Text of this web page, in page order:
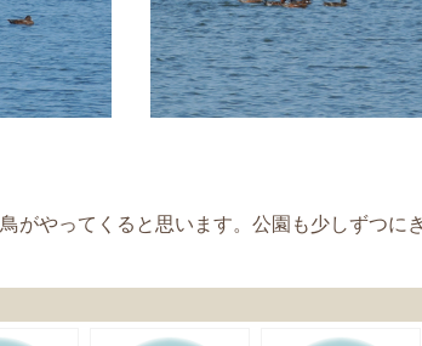
がやってくると思います。公園も少しずつに